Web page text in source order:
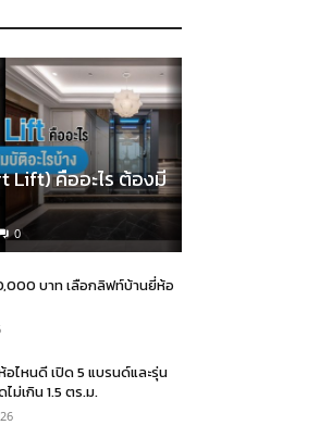
Lift) คืออะไร ต้องมี
0
บาท เลือกลิฟท์บ้านยี่ห้อ
ไหนดี เปิด 5 แบรนด์และรุ่น
ไม่เกิน 1.5 ตร.ม.